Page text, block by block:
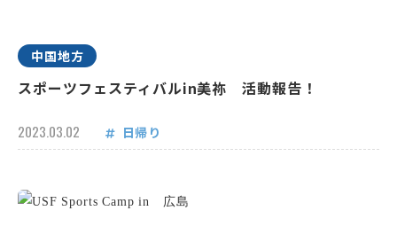
中国地方
スポーツフェスティバルin美祢 活動報告！
2023.03.02 日帰り